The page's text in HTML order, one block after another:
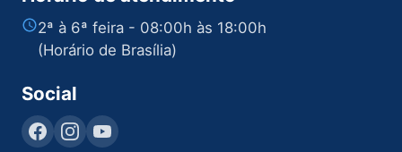
2ª à 6ª feira - 08:00h às 18:00h
(Horário de Brasília)
Social